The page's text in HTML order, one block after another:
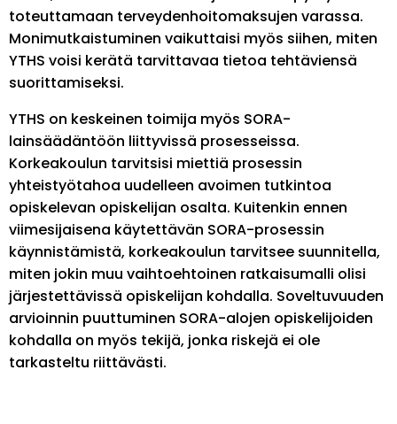
toteuttamaan terveydenhoitomaksujen varassa.
Monimutkaistuminen vaikuttaisi myös siihen, miten
YTHS voisi kerätä tarvittavaa tietoa tehtäviensä
suorittamiseksi.
YTHS on keskeinen toimija myös SORA-
lainsäädäntöön liittyvissä prosesseissa.
Korkeakoulun tarvitsisi miettiä prosessin
yhteistyötahoa uudelleen avoimen tutkintoa
opiskelevan opiskelijan osalta. Kuitenkin ennen
viimesijaisena käytettävän SORA-prosessin
käynnistämistä, korkeakoulun tarvitsee suunnitella,
miten jokin muu vaihtoehtoinen ratkaisumalli olisi
järjestettävissä opiskelijan kohdalla. Soveltuvuuden
arvioinnin puuttuminen SORA-alojen opiskelijoiden
kohdalla on myös tekijä, jonka riskejä ei ole
tarkasteltu riittävästi.